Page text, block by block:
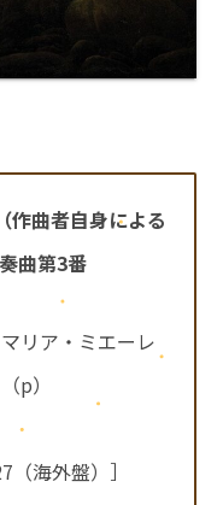
作曲者自身による
曲第3番
リア・ミエーレ
p）
（海外盤）］